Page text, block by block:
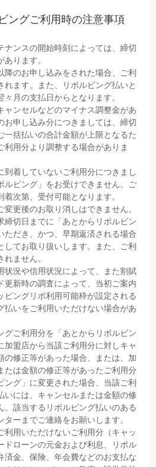
ングご利用時の注意事項
ナンスの開始時刻によっては、締切
ります。
降のお申し込みをされた場合、ご利
れます。また、リボルビング払いと
々月の支払日からとなります。
ャンセルなどのマイナス調整金があ
お申し込み分につきましては、締切
一括払いの合計金額が上限となるた
利用分より調整する場合がありま
到着していないご利用分につきまし
ルビング」をお受けできません。ご
次第、受付可能となります。
変更後のお取り消しはできません。
締切日までに「あとからリボルビン
ただき、かつ、早期返済される場合
してお取り扱いします。また、ご利
ません。
状況や信用状況によって、また割賦
更新時の調査によって、当初ご案内
ピングリボ利用可能枠が設定される
払いをご利用いただけない場合があ
グご利用分を「あとからリボルビン
加盟店から当該ご利用分に対しキャ
の修正等があった場合、または、加
たは金額の修正等があったご利用分
ング」に変更された場合、当該ご利
いには、キャンセルまたは金額の修
。該当するリボルビング払いのある
ーまでご連絡をお願いします。
利用いただけないご利用分（キャッ
ドローンの元金および利息、リボル
済金、保険、年会費などのお支払な